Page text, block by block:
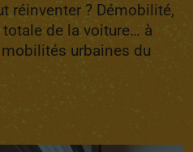
réinventer ? Démobilité,
de la voiture… à
urbaines du